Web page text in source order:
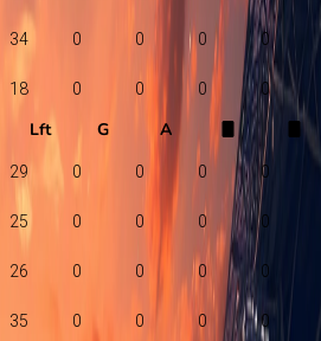
34 0 0 0 0
18 0 0 0 0
Lft G A
29 0 0 0 0
25 0 0 0 0
26 0 0 0 0
35 0 0 0 0